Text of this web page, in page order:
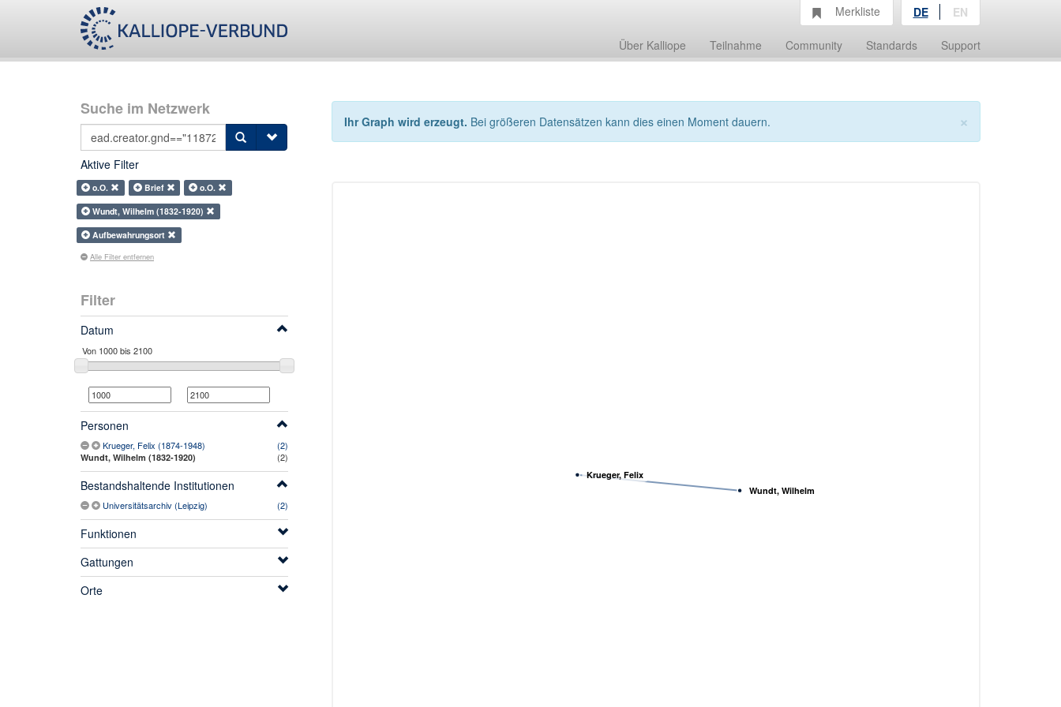
Über Kalliope Teilnahme Community Standards Support
Merkliste DE EN
Suche im Netzwerk
Aktive Filter
o.O. Brief
o.O.
Wundt, Wilhelm (1832-1920)
Aufbewahrungsort
Alle Filter entfernen
Filter
Datum
Personen
Krueger, Felix (1874-1948) (2)
Wundt, Wilhelm (1832-1920) (2)
Bestandshaltende Institutionen
Universitätsarchiv (Leipzig) (2)
Funktionen
Gattungen
Orte
×
Ihr Graph wird erzeugt. Bei größeren Datensätzen kann dies einen Moment dauern.
Wundt, Wilhelm
Krueger, Felix